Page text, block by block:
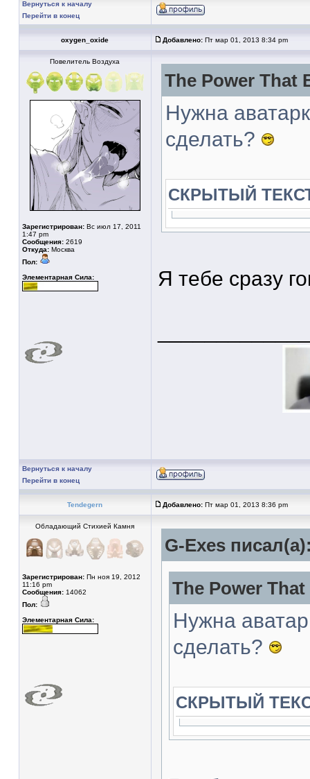
Вернуться к началу
Перейти в конец
oxygen_oxide Добавлено: Пт мар 01, 2013 8:34 pm
Повелитель Воздуха
Зарегистрирован: Вс июл 17, 2011
1:47 pm
Сообщения: 2619
Откуда: Москва
Пол:
Элементарная Сила:
The Power That
Нужна
сделать?
СКРЫТЫЙ
Я тебе сразу
Вернуться к началу
Перейти в конец
Tendegern Добавлено: Пт мар 01, 2013 8:36 pm
Обладающий Стихией Камня
Зарегистрирован: Пн ноя 19, 2012
11:16 pm
Сообщения: 14062
Пол:
Элементарная Сила:
G-Exes
The Power
Нужна
сделать?
СКРЫТЫЙ